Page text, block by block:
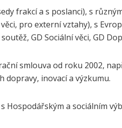
frakcí a s poslanci), s
pro externí vztahy), s
GD Sociální věci, GD
smlouva od roku 2002,
dopravy, inovací a výzkumu.
Hospodářským a sociálním